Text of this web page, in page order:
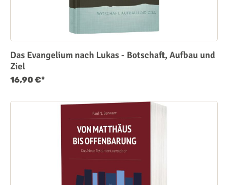
Das Evangelium nach Lukas - Botschaft, Aufbau und
Ziel
16,90 €*